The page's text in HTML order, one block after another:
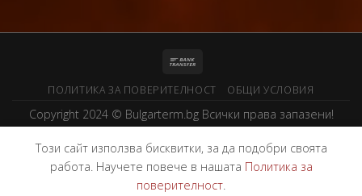
ПОЛИТИКА ЗА ПОВЕРИТЕЛНОСТ ОБЩИ УСЛОВИЯ
Copyright 2024 © Bulgarterm.bgВсички права запазени!
Този сайт използва бисквитки, за да подобри своята
работа. Научете повече в нашата Политика за
поверителност.